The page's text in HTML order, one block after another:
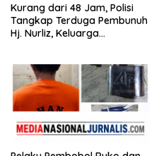
Kurang dari 48 Jam, Polisi
Tangkap Terduga Pembunuh
Hj. Nurliz, Keluarga